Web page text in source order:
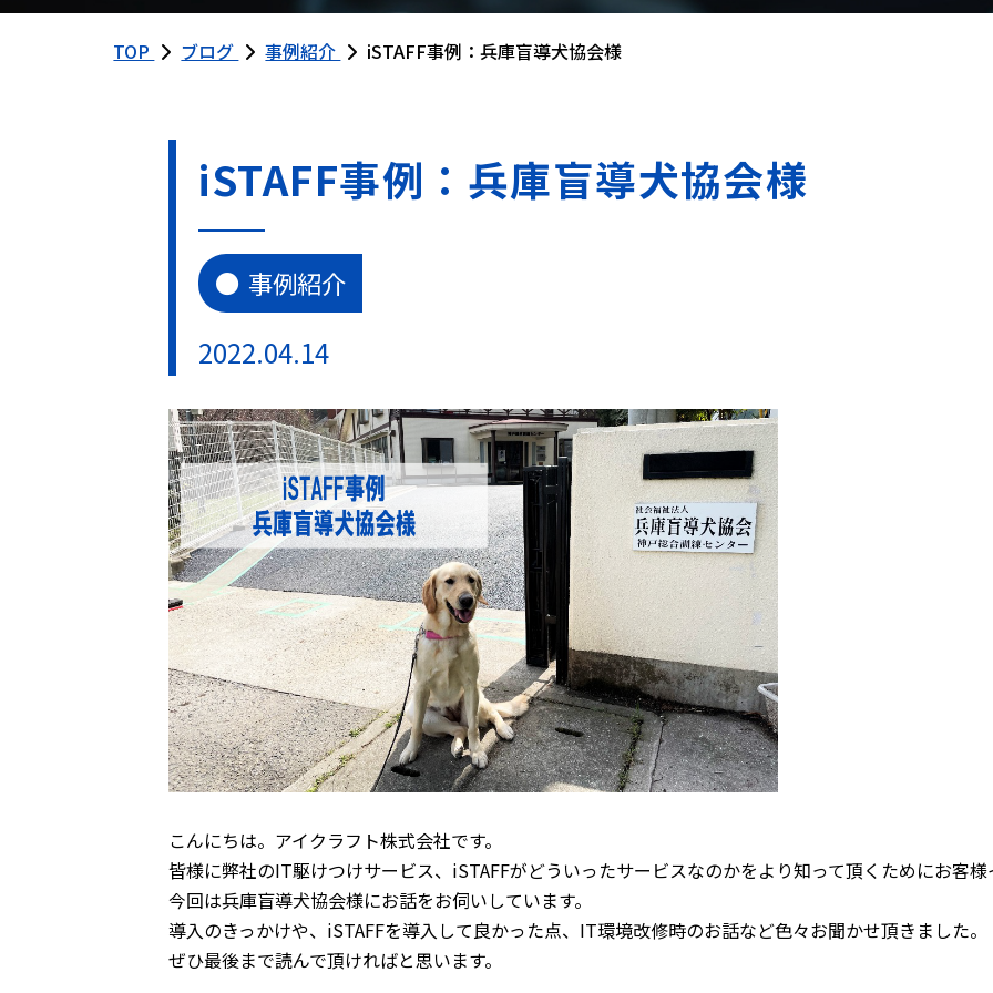
TOP ブログ 事例紹介 iSTAFF事例：兵庫盲導犬協会様
iSTAFF事例：兵庫盲導犬協会様
事例紹介
2022.04.14
こんにちは。アイクラフト株式会社です。
皆様に弊社のIT駆けつけサービス、iSTAFFがどういったサービスなのかをより知って頂くためにお客様
今回は兵庫盲導犬協会様にお話をお伺いしています。
導入のきっかけや、iSTAFFを導入して良かった点、IT環境改修時のお話など色々お聞かせ頂きました。
ぜひ最後まで読んで頂ければと思います。